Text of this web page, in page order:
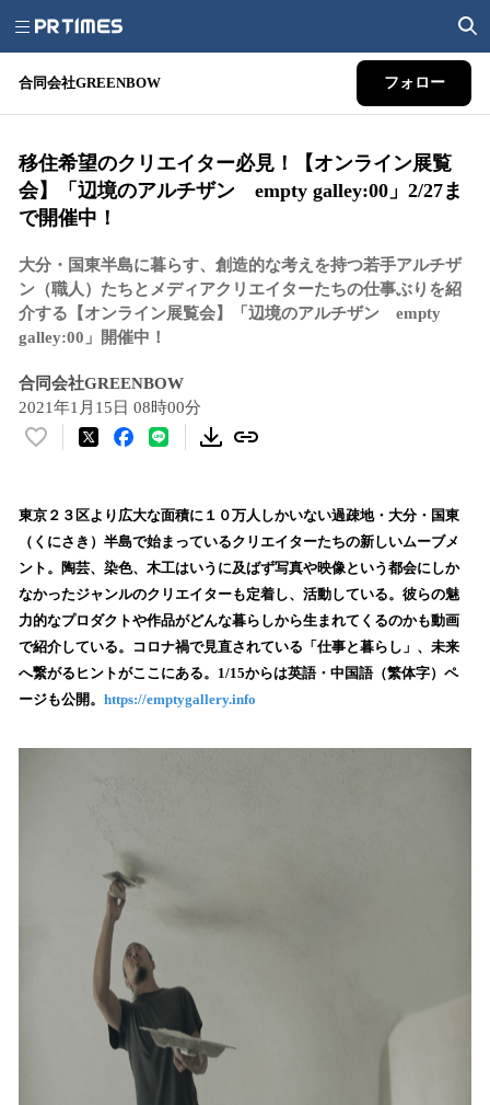
合同会社GREENBOW フォロー
移住希望のクリエイター必見！【オンライン展覧
会】「辺境のアルチザン empty galley:00」2/27ま
で開催中！
大分・国東半島に暮らす、創造的な考えを持つ若手アルチザ
ン（職人）たちとメディアクリエイターたちの仕事ぶりを紹
介する【オンライン展覧会】「辺境のアルチザン empty
galley:00」開催中！
合同会社GREENBOW
2021年1月15日 08時00分
い
！
数
を
読
込
み
中
で
東京２３区より広大な面積に１０万人しかいない過疎地・大分・国東
（くにさき）半島で始まっているクリエイターたちの新しいムーブメ
ント。陶芸、染色、木工はいうに及ばず写真や映像という都会にしか
なかったジャンルのクリエイターも定着し、活動している。彼らの魅
力的なプロダクトや作品がどんな暮らしから生まれてくるのかも動画
で紹介している。コロナ禍で見直されている「仕事と暮らし」、未来
へ繋がるヒントがここにある。1/15からは英語・中国語（繁体字）ペ
ージも公開。 https://emptygallery.info